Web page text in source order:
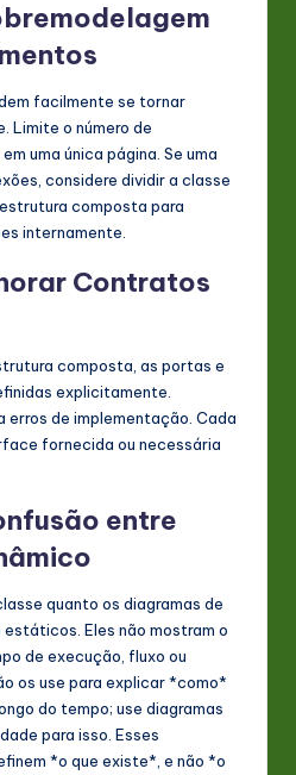
facilmente se tornar
Limite o número de
uma única página. Se uma
considere dividir a classe
composta para
internamente.
Contratos
composta, as portas e
explicitamente.
erros de implementação. Cada
fornecida ou necessária
entre
quanto os diagramas de
Eles não mostram o
de execução, fluxo ou
os use para explicar *como*
do tempo; use diagramas
para isso. Esses
*o que existe*, e não *o